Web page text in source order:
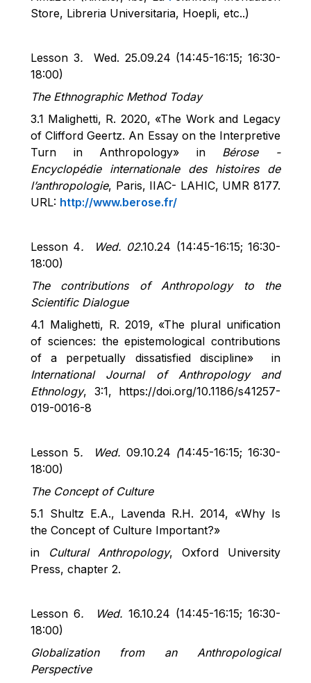
Store, Libreria Universitaria, Hoepli, etc..)
Lesson 3.Wed. 25.09.24 (14:45-16:15; 16:30-
18:00)
The Ethnographic Method Today
3.1 Malighetti, R. 2020, «The Work and Legacy
of Clifford Geertz. An Essay on the Interpretive
Turn in Anthropology» in Bérose-
Encyclopédie
internationaledes histoiresde
l’anthropologie, Paris, IIAC- LAHIC, UMR 8177.
URL: http://www.berose.fr/
Lesson 4. Wed. 02.10.24 (14:45-16:15; 16:30-
18:00)
The contributions of Anthropology to the
Scientific Dialogue
4.1 Malighetti, R. 2019, «The plural unification
of sciences: the epistemological contributions
of a perpetually dissatisfied discipline»
in
International Journal of Anthropology and
Ethnology, 3:1, https://doi.org/10.1186/s41257-
019-0016-8
Lesson 5. Wed. 09.10.24 (14:45-16:15; 16:30-
18:00)
The Concept of Culture
5.1 Shultz E.A., Lavenda R.H. 2014, «Why Is
the Concept of Culture Important?»
in Cultural Anthropology, Oxford University
Press, chapter 2.
Lesson 6. Wed. 16.10.24 (14:45-16:15; 16:30-
18:00)
Globalization from an Anthropological
Perspective